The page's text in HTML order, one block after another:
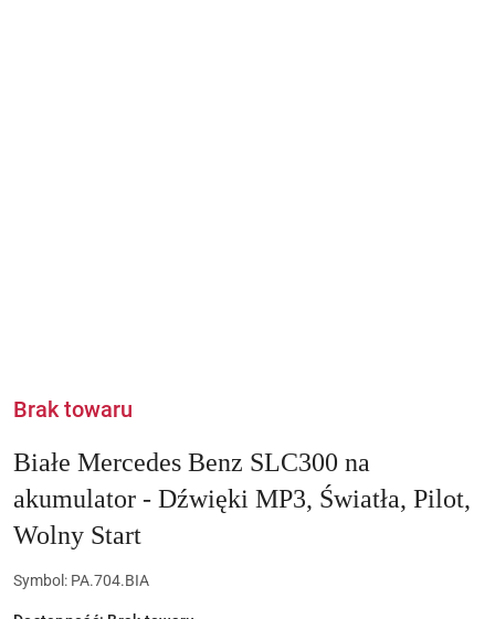
Brak towaru
Białe Mercedes Benz SLC300 na
akumulator - Dźwięki MP3, Światła, Pilot,
Wolny Start
Symbol: PA.704.BIA